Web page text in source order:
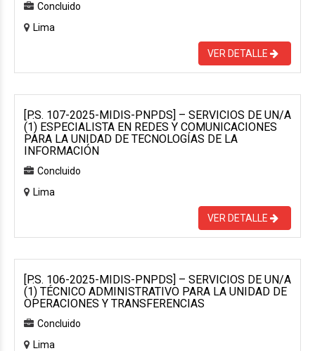
Concluido
Lima
VER DETALLE
[P.S. 107-2025-MIDIS-PNPDS] – SERVICIOS DE UN/A
(1) ESPECIALISTA EN REDES Y COMUNICACIONES
PARA LA UNIDAD DE TECNOLOGÍAS DE LA
INFORMACIÓN
Concluido
Lima
VER DETALLE
[P.S. 106-2025-MIDIS-PNPDS] – SERVICIOS DE UN/A
(1) TÉCNICO ADMINISTRATIVO PARA LA UNIDAD DE
OPERACIONES Y TRANSFERENCIAS
Concluido
Lima